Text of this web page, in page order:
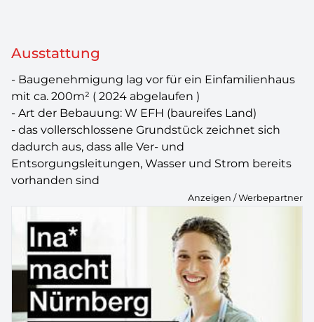
Ausstattung
- Baugenehmigung lag vor für ein Einfamilienhaus
mit ca. 200m² ( 2024 abgelaufen )
- Art der Bebauung: W EFH (baureifes Land)
- das vollerschlossene Grundstück zeichnet sich
dadurch aus, dass alle Ver- und
Entsorgungsleitungen, Wasser und Strom bereits
vorhanden sind
Anzeigen / Werbepartner